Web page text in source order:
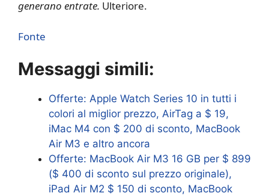
generano entrate. Ulteriore.
Fonte
Messaggi simili:
Offerte: Apple Watch Series 10 in tutti i
colori al miglior prezzo, AirTag a $ 19,
iMac M4 con $ 200 di sconto, MacBook
Air M3 e altro ancora
Offerte: MacBook Air M3 16 GB per $ 899
($ ​​400 di sconto sul prezzo originale),
iPad Air M2 $ 150 di sconto, MacBook